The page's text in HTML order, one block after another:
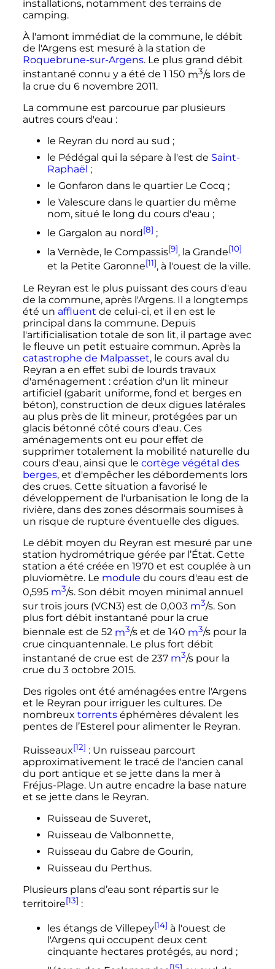
installations, notamment des terrains de
camping.
À l'amont immédiat de la commune, le débit
de l'Argens est mesuré à la station de
Roquebrune-sur-Argens. Le plus grand débit
instantané connu y a été de 1 150 m3/slors de
la crue du 6 novembre 2011.
La commune est parcourue par plusieurs
autres cours d'eau :
le Reyran du nord au sud ;
le Pédégal qui la sépare à l'est de Saint-
Raphaël ;
le Gonfaron dans le quartier Le Cocq ;
le Valescure dans le quartier du même
nom, situé le long du cours d'eau ;
le Gargalon au nord[8] ;
la Vernède, le Compassis[9], la Grande[10]
et la Petite Garonne[11], à l'ouest de la ville.
Le Reyran est le plus puissant des cours d'eau
de la commune, après l'Argens. Il a longtemps
été un affluent de celui-ci, et il en est le
principal dans la commune. Depuis
l'artificialisation totale de son lit, il partage avec
le fleuve un petit estuaire commun. Après la
catastrophe de Malpasset, le cours aval du
Reyran a en effet subi de lourds travaux
d'aménagement : création d'un lit mineur
artificiel (gabarit uniforme, fond et berges en
béton), construction de deux digues latérales
au plus près de lit mineur, protégées par un
glacis bétonné côté cours d'eau. Ces
aménagements ont eu pour effet de
supprimer totalement la mobilité naturelle du
cours d'eau, ainsi que le cortège végétal des
berges, et d'empêcher les débordements lors
des crues. Cette situation a favorisé le
développement de l'urbanisation le long de la
rivière, dans des zones désormais soumises à
un risque de rupture éventuelle des digues.
Le débit moyen du Reyran est mesuré par une
station hydrométrique gérée par l’État. Cette
station a été créée en 1970 et est couplée à un
pluviomètre. Le module du cours d'eau est de
0,595 m3/s. Son débit moyen minimal annuel
sur trois jours (VCN3) est de 0,003 m3/s. Son
plus fort débit instantané pour la crue
biennale est de 52 m3/s et de 140 m3/s pour la
crue cinquantennale. Le plus fort débit
instantané de crue est de 237 m3/s pour la
crue du 3 octobre 2015.
Des rigoles ont été aménagées entre l'Argens
et le Reyran pour irriguer les cultures. De
nombreux torrentséphémères dévalent les
pentes de l’Esterel pour alimenter le Reyran.
Ruisseaux[12] : Un ruisseau parcourt
approximativement le tracé de l'ancien canal
du port antique et se jette dans la mer à
Fréjus-Plage. Un autre encadre la base nature
et se jette dans le Reyran.
Ruisseau de Suveret,
Ruisseau de Valbonnette,
Ruisseau du Gabre de Gourin,
Ruisseau du Perthus.
Plusieurs plans d’eau sont répartis sur le
territoire[13] :
les étangs de Villepey[14] à l'ouest de
l'Argens qui occupent deux cent
cinquante hectares protégés, au nord ;